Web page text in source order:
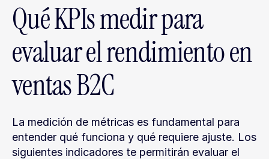
Qué KPIs medir para
evaluar el rendimiento en
ventas B2C
La medición de métricas es fundamental para
entender qué funciona y qué requiere ajuste. Los
siguientes indicadores te permitirán evaluar el